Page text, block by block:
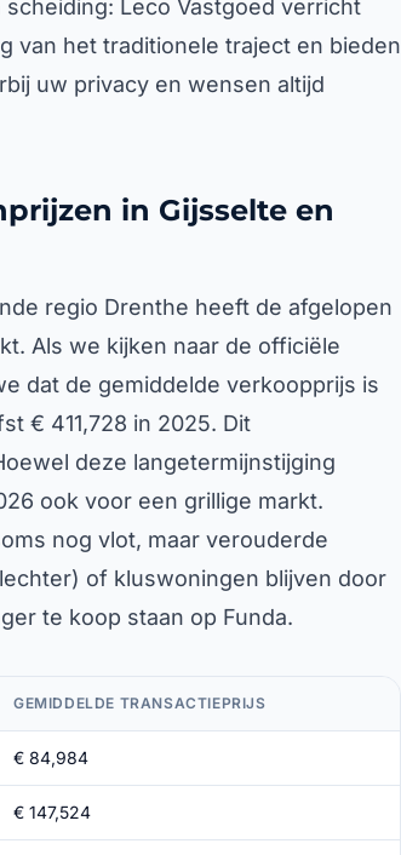
Leco Vastgoed verricht
van het traditionele traject en bieden
uw privacy en wensen altijd
in Gijsselte en
regio Drenthe heeft de afgelopen
Als we kijken naar de officiële
dat de gemiddelde verkoopprijs is
€ 411,728 in 2025. Dit
deze langetermijnstijging
ook voor een grillige markt.
nog vlot, maar verouderde
of kluswoningen blijven door
te koop staan op Funda.
GEMIDDELDE TRANSACTIEPRIJS
€ 84,984
€ 147,524